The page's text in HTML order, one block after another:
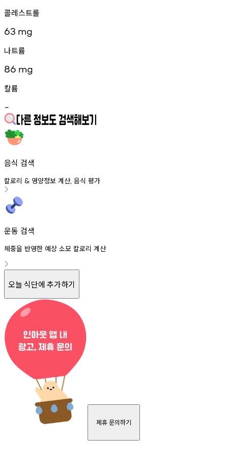
콜레스트롤
63 mg
나트륨
86 mg
칼륨
-
음식 검색
칼로리 & 영양정보 계산, 음식 평가
운동 검색
체중을 반영한 예상 소모 칼로리 계산
오늘 식단에 추가하기
제휴 문의하기